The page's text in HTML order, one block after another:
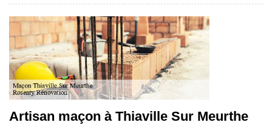
Artisan maçon à Thiaville Sur Meurthe